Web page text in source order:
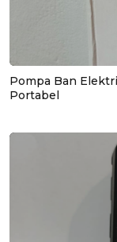
Pompa Ban
Portabel